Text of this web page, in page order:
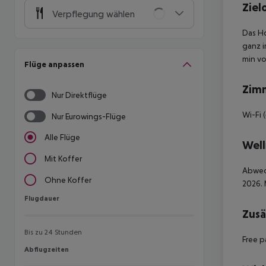
Verpflegung wählen
Flüge anpassen
Nur Direktflüge
Nur Eurowings-Flüge
Alle Flüge
Mit Koffer
Ohne Koffer
Flugdauer
Flugdauer
Bis zu 24 Stunden
Abflugzeiten
Abflugzeiten
Das
ganz
min
Wi-Fi
2026.
Free